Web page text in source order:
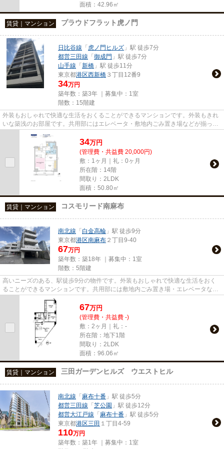
面積：42.96㎡
賃貸｜マンション プラウドフラット虎ノ門
日比谷線 「虎ノ門ヒルズ 」駅 徒歩7分
都営三田線 「御成門 」駅 徒歩7分
山手線 「新橋 」駅 徒歩11分
東京都港区西新橋 ３丁目12番9
34万円
築年数：築3年 ｜募集中： 1室
階数：15階建
外装もおしゃれで快適な生活をおくることができるマンションです。外装もきれ
いな築浅のお部屋です。共用部にはエレベータ・敷地内ごみ置き場などが揃って
おります。現在空家の物件で...
34万円
(管理費・共益費 20,000円)
敷：1ヶ月｜礼：0ヶ月
所在階：14階
間取り：2LDK
面積：50.80㎡
賃貸｜マンション コスモリード南麻布
南北線 「白金高輪 」駅 徒歩9分
東京都港区南麻布 ２丁目9-40
67万円
築年数：築18年 ｜募集中： 1室
階数：5階建
高いニーズのある、駅徒歩9分の物件です。外装もおしゃれで快適な生活をおく
ることができるマンションです。共用部には敷地内ごみ置き場・エレベータなど
が揃っており、とても充実して...
67万円
(管理費・共益費 -)
敷：2ヶ月｜礼：-
所在階：地下1階
間取り：2LDK
面積：96.06㎡
賃貸｜マンション 三田ガーデンヒルズ ウエストヒル
南北線 「麻布十番 」駅 徒歩5分
都営三田線 「芝公園 」駅 徒歩12分
都営大江戸線 「麻布十番 」駅 徒歩5分
東京都港区三田 １丁目4-59
110万円
築年数：築1年 ｜募集中： 1室